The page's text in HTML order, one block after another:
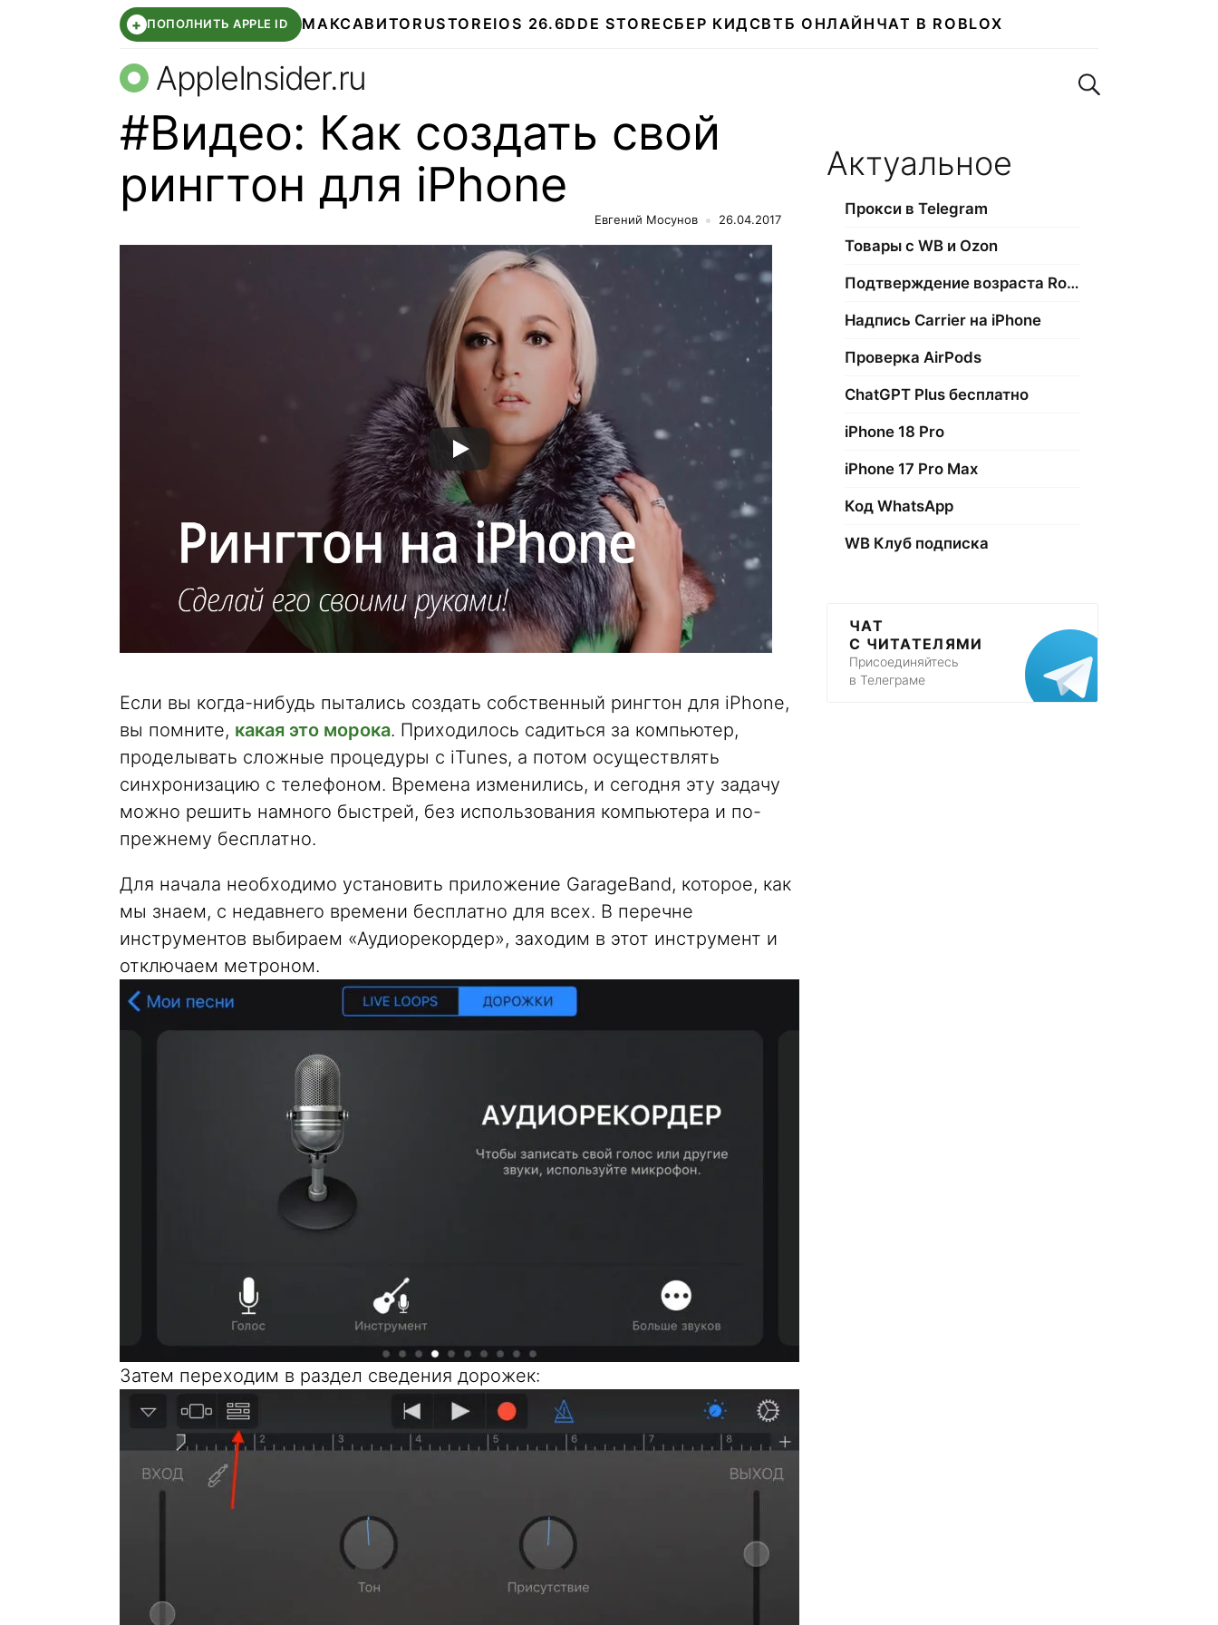
+ ПОПОЛНИТЬ APPLE ID МАКСАВИТО RUSTOREIOS 26.6DDE STORE СБЕР КИДСВТБ ОНЛАЙН ЧАТ В ROBLOX
AppleInsider.ru Поиск по сайту
#Видео: Как создать свой
рингтон для iPhone
Евгений Мосунов 26.04.2017
Если вы когда-нибудь пытались создать собственный рингтон для iPhone,
вы помните, какая это морока. Приходилось садиться за компьютер,
проделывать сложные процедуры с iTunes, а потом осуществлять
синхронизацию с телефоном. Времена изменились, и сегодня эту задачу
можно решить намного быстрей, без использования компьютера и по-
прежнему бесплатно.
Для начала необходимо установить приложение GarageBand, которое, как
мы знаем, с недавнего времени бесплатно для всех. В перечне
инструментов выбираем «Аудиорекордер», заходим в этот инструмент и
отключаем метроном.
Затем переходим в раздел сведения дорожек:
Актуальное
Прокси в Telegram
Товары с WB и Ozon
Подтверждение возраста Roblox
Надпись Carrier на iPhone
Проверка AirPods
ChatGPT Plus бесплатно
iPhone 18 Pro
iPhone 17 Pro Max
Код WhatsApp
WB Клуб подписка
ЧАТ
С ЧИТАТЕЛЯМИ
Присоединяйтесь
в Телеграме